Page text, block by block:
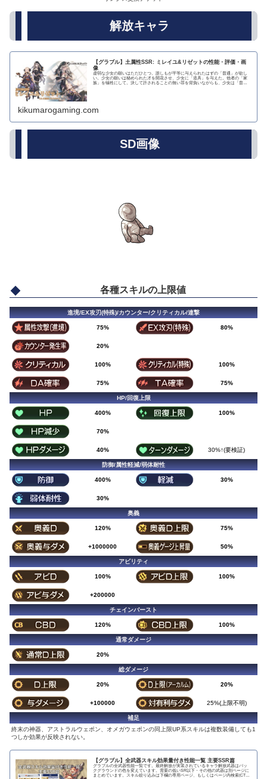
解放キャラ
【グラブル】土属性SSR: ミレイユ&リゼットの性能・評価・画
像
虚弱な少女の願いはただひとつ。誰しもが平等に与えられたはずの「普通」が欲し
い。少女の願いは秘められた才を開花させ、少女に「道具」を与えた。他者の「家
族」を犠牲にして。決して許されることの無い罪を背負いながらも、少女は「普通
kikumarogaming.com
SD画像
各種スキルの上限値
進境/EX攻刃(特殊)/カウンター/クリティカル/連撃
75% 80%
20%
100% 100%
75% 75%
HP/回復上限
400% 100%
70%
40% 30%↑(要検証)
防御/属性軽減/弱体耐性
400% 30%
30%
奥義
120% 75%
+1000000 50%
アビリティ
100% 100%
+200000
チェインバースト
120% 100%
通常ダメージ
20%
総ダメージ
20% 20%
+100000 25%(上限不明)
補足
終末の神器、アストラルウェポン、オメガウェポンの同上限UP系スキルは複数装備しても1
つしか効果が反映されない。
【グラブル】全武器スキル効果量付き性能一覧 主要SSR篇
グラブルの全武器性能一覧です。最終解放が実装されているキャラ解放武器はバッ
クグラウンドの色を変えています。需要の低いSR以下・その他の武器は別ページに
まとめています。スキル絞り込みは下欄の専用ページ、もしくはページ内検索(CTRL